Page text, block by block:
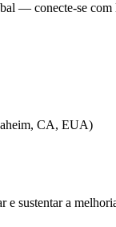
— conecte-se com
CA, EUA)
e sustentar a